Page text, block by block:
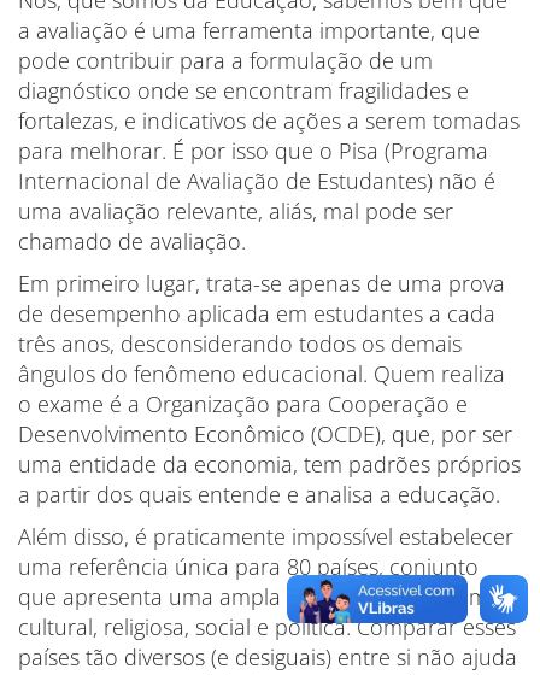
a avaliação é uma ferramenta importante, que
pode contribuir para a formulação de um
diagnóstico onde se encontram fragilidades e
fortalezas, e indicativos de ações a serem tomadas
para melhorar. É por isso que o Pisa (Programa
Internacional de Avaliação de Estudantes) não é
uma avaliação relevante, aliás, mal pode ser
chamado de avaliação.
Em primeiro lugar, trata-se apenas de uma prova
de desempenho aplicada em estudantes a cada
três anos, desconsiderando todos os demais
ângulos do fenômeno educacional. Quem realiza
o exame é a Organização para Cooperação e
Desenvolvimento Econômico (OCDE), que, por ser
uma entidade da economia, tem padrões próprios
a partir dos quais entende e analisa a educação.
Além disso, é praticamente impossível estabelecer
uma referência única para 80 países, conjunto
que apresenta uma ampla diversidade econômica,
cultural, religiosa, social e política. Comparar esses
países tão diversos (e desiguais) entre si não ajuda